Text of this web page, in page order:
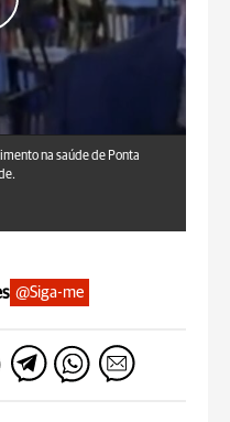
na saúde de Ponta
@Siga-me